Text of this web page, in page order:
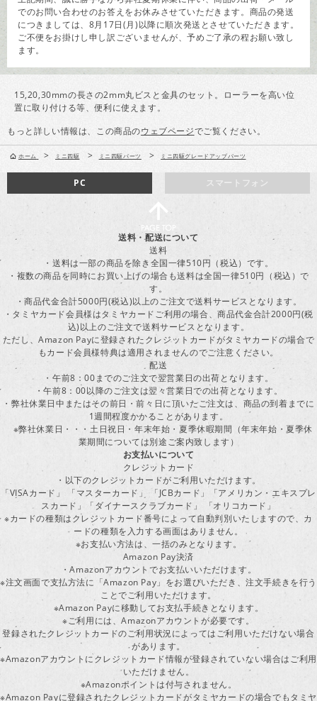
でのお問い合わせのお答えをお休みさせていただきます。商品の発送
につきましては、8月17日(月)以降に順次発送とさせていただきます。
ご不便をお掛けし申し訳ございませんが、予めご了承の程お願い致し
ます。
15,20,30mmの長さの2mm丸ビスと金具のセット。ローラーを高い位
置に取り付ける等、便利に使えます。
もっと詳しい情報は、この商品のウェブページでご覧ください。
ホーム > ミニ四駆 > ミニ四駆パーツ > ミニ四駆グレードアップパーツ
スマートフォン
PC
送料・配送について
送料
・送料は一部の商品を除き全国一律510円（税込）です。
・複数の商品を同時にお買い上げの場合も送料は全国一律510円（税込）で
す。
・商品代金合計5000円(税込)以上のご注文で送料サービスとなります。
・タミヤカード会員様はタミヤカードご利用の場合、商品代金合計2000円(税
込)以上のご注文で送料サービスとなります。
ただし、Amazon Payに登録されたクレジットカードがタミヤカードの場合で
もカード会員様特典は適用されませんのでご注意ください。
配送
・午前8：00までのご注文で翌営業日の出荷となります。
・午前8：00以降のご注文は翌々営業日での出荷となります。
・弊社休業日中またはその前日・前々日に頂いたご注文は、商品の到着までに
1週間程度かかることがあります。
※弊社休業日・・・土日祝日・年末年始・夏季休暇期間（年末年始・夏季休
業期間については別途ご案内致します）
お支払いについて
クレジットカード
・以下のクレジットカードがご利用いただけます。
「VISAカード」 「マスターカード」 「JCBカード」「アメリカン・エキスプレ
スカード」「ダイナースクラブカード」 「オリコカード」
※カードの種類はクレジットカード番号によって自動判別いたしますので、カ
ードの種類を入力する画面はありません。
※お支払い方法は、一括のみとなります。
Amazon Pay決済
・Amazonアカウントでお支払いいただけます。
※注文画面で支払方法に「Amazon Pay」をお選びいただき、注文手続きを行う
ことでご利用いただけます。
※Amazon Payに移動してお支払手続きとなります。
※ご利用には、Amazonアカウントが必要です。
登録されたクレジットカードのご利用状況によってはご利用いただけない場合
があります。
※Amazonアカウントにクレジットカード情報が登録されていない場合はご利用
いただけません。
※Amazonポイントは付与されません。
※Amazon Payに登録されたクレジットカードがタミヤカードの場合でもタミヤ